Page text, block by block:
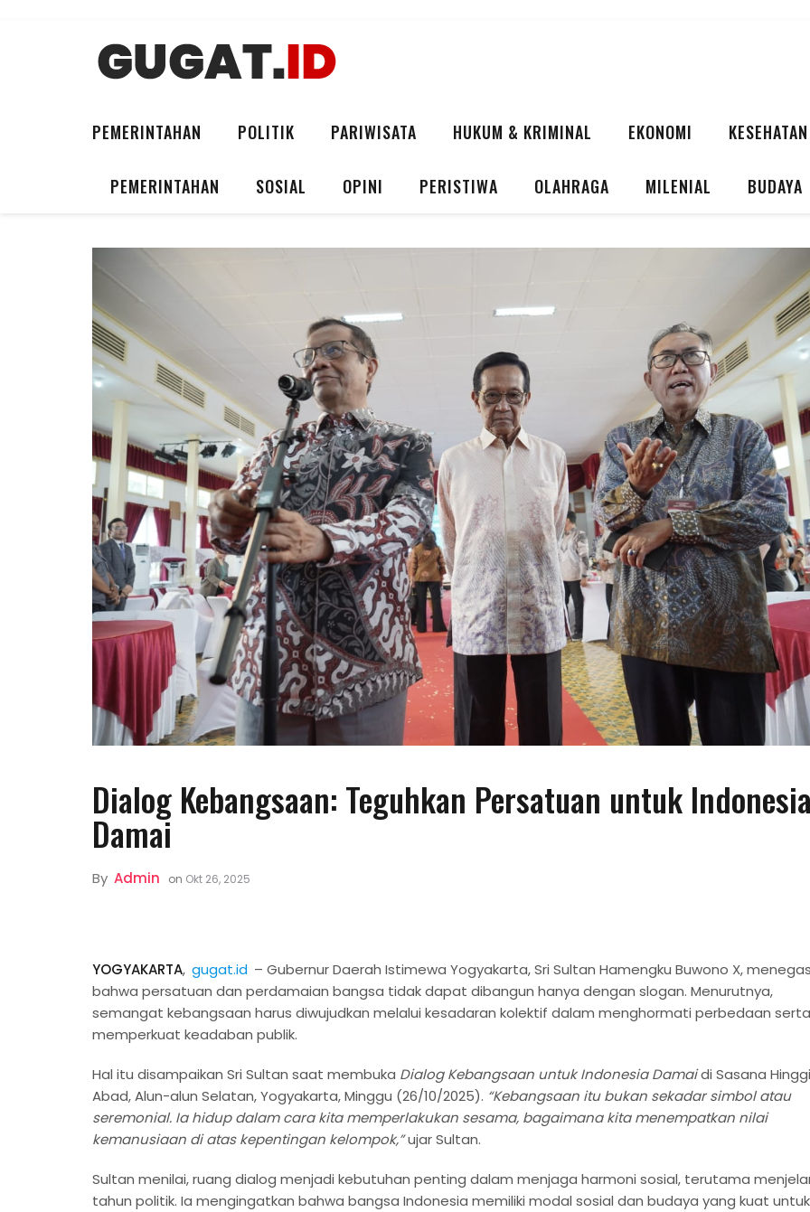
PEMERINTAHAN POLITIK PARIWISATA HUKUM & KRIMINAL EKONOMI KESEHATAN
PEMERINTAHAN SOSIAL OPINI PERISTIWA OLAHRAGA MILENIAL BUDAYA
Dialog Kebangsaan: Teguhkan Persatuan untuk Indonesia
Damai
By Admin on Okt 26, 2025
YOGYAKARTA, gugat.id – Gubernur Daerah Istimewa Yogyakarta, Sri Sultan Hamengku Buwono X,
bahwa persatuan dan perdamaian bangsa tidak dapat dibangun hanya dengan slogan. Menurutnya,
semangat kebangsaan harus diwujudkan melalui kesadaran kolektif dalam menghormati perbedaan serta
memperkuat keadaban publik.
Hal itu disampaikan Sri Sultan saat membuka Dialog Kebangsaan untuk Indonesia Damaidi Sasana
Abad, Alun-alun Selatan, Yogyakarta, Minggu (26/10/2025). “Kebangsaan itu bukan sekadar simbol atau
seremonial. Ia hidup dalam cara kita memperlakukan sesama, bagaimana kita menempatkan nilai
kemanusiaan di atas kepentingan kelompok,”ujar Sultan.
Sultan menilai, ruang dialog menjadi kebutuhan penting dalam menjaga harmoni sosial, terutama
tahun politik. Ia mengingatkan bahwa bangsa Indonesia memiliki modal sosial dan budaya yang kuat untuk